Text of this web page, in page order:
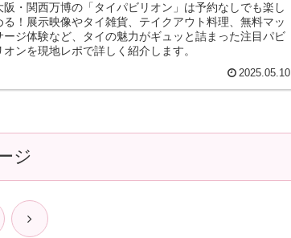
阪・関西万博の「タイパビリオン」は予約なしでも楽し
る！展示映像やタイ雑貨、テイクアウト料理、無料マッ
ージ体験など、タイの魅力がギュッと詰まった注目パビ
オンを現地レポで詳しく紹介します。
2025.05.10
ジ
次